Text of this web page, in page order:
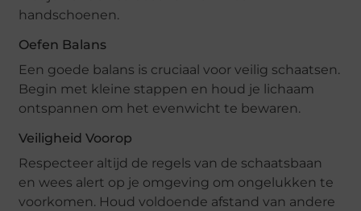
handschoenen.
Oefen Balans
Een goede balans is cruciaal voor veilig schaatsen.
Begin met kleine stappen en houd je lichaam
ontspannen om het evenwicht te bewaren.
Veiligheid Voorop
Respecteer altijd de regels van de schaatsbaan
en wees alert op je omgeving om ongelukken te
voorkomen. Houd voldoende afstand van andere